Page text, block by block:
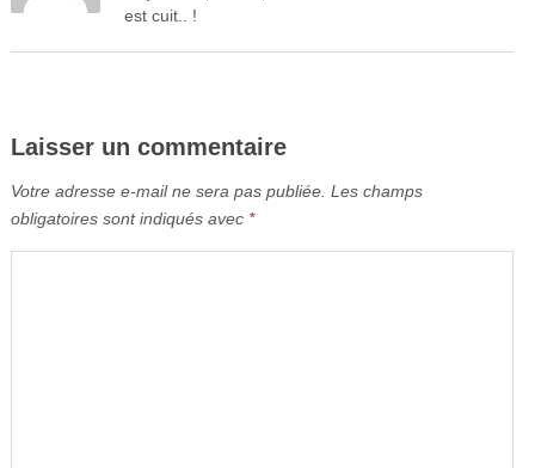
est cuit.. !
Laisser un commentaire
Votre adresse e-mail ne sera pas publiée. Les champs
obligatoires sont indiqués avec *